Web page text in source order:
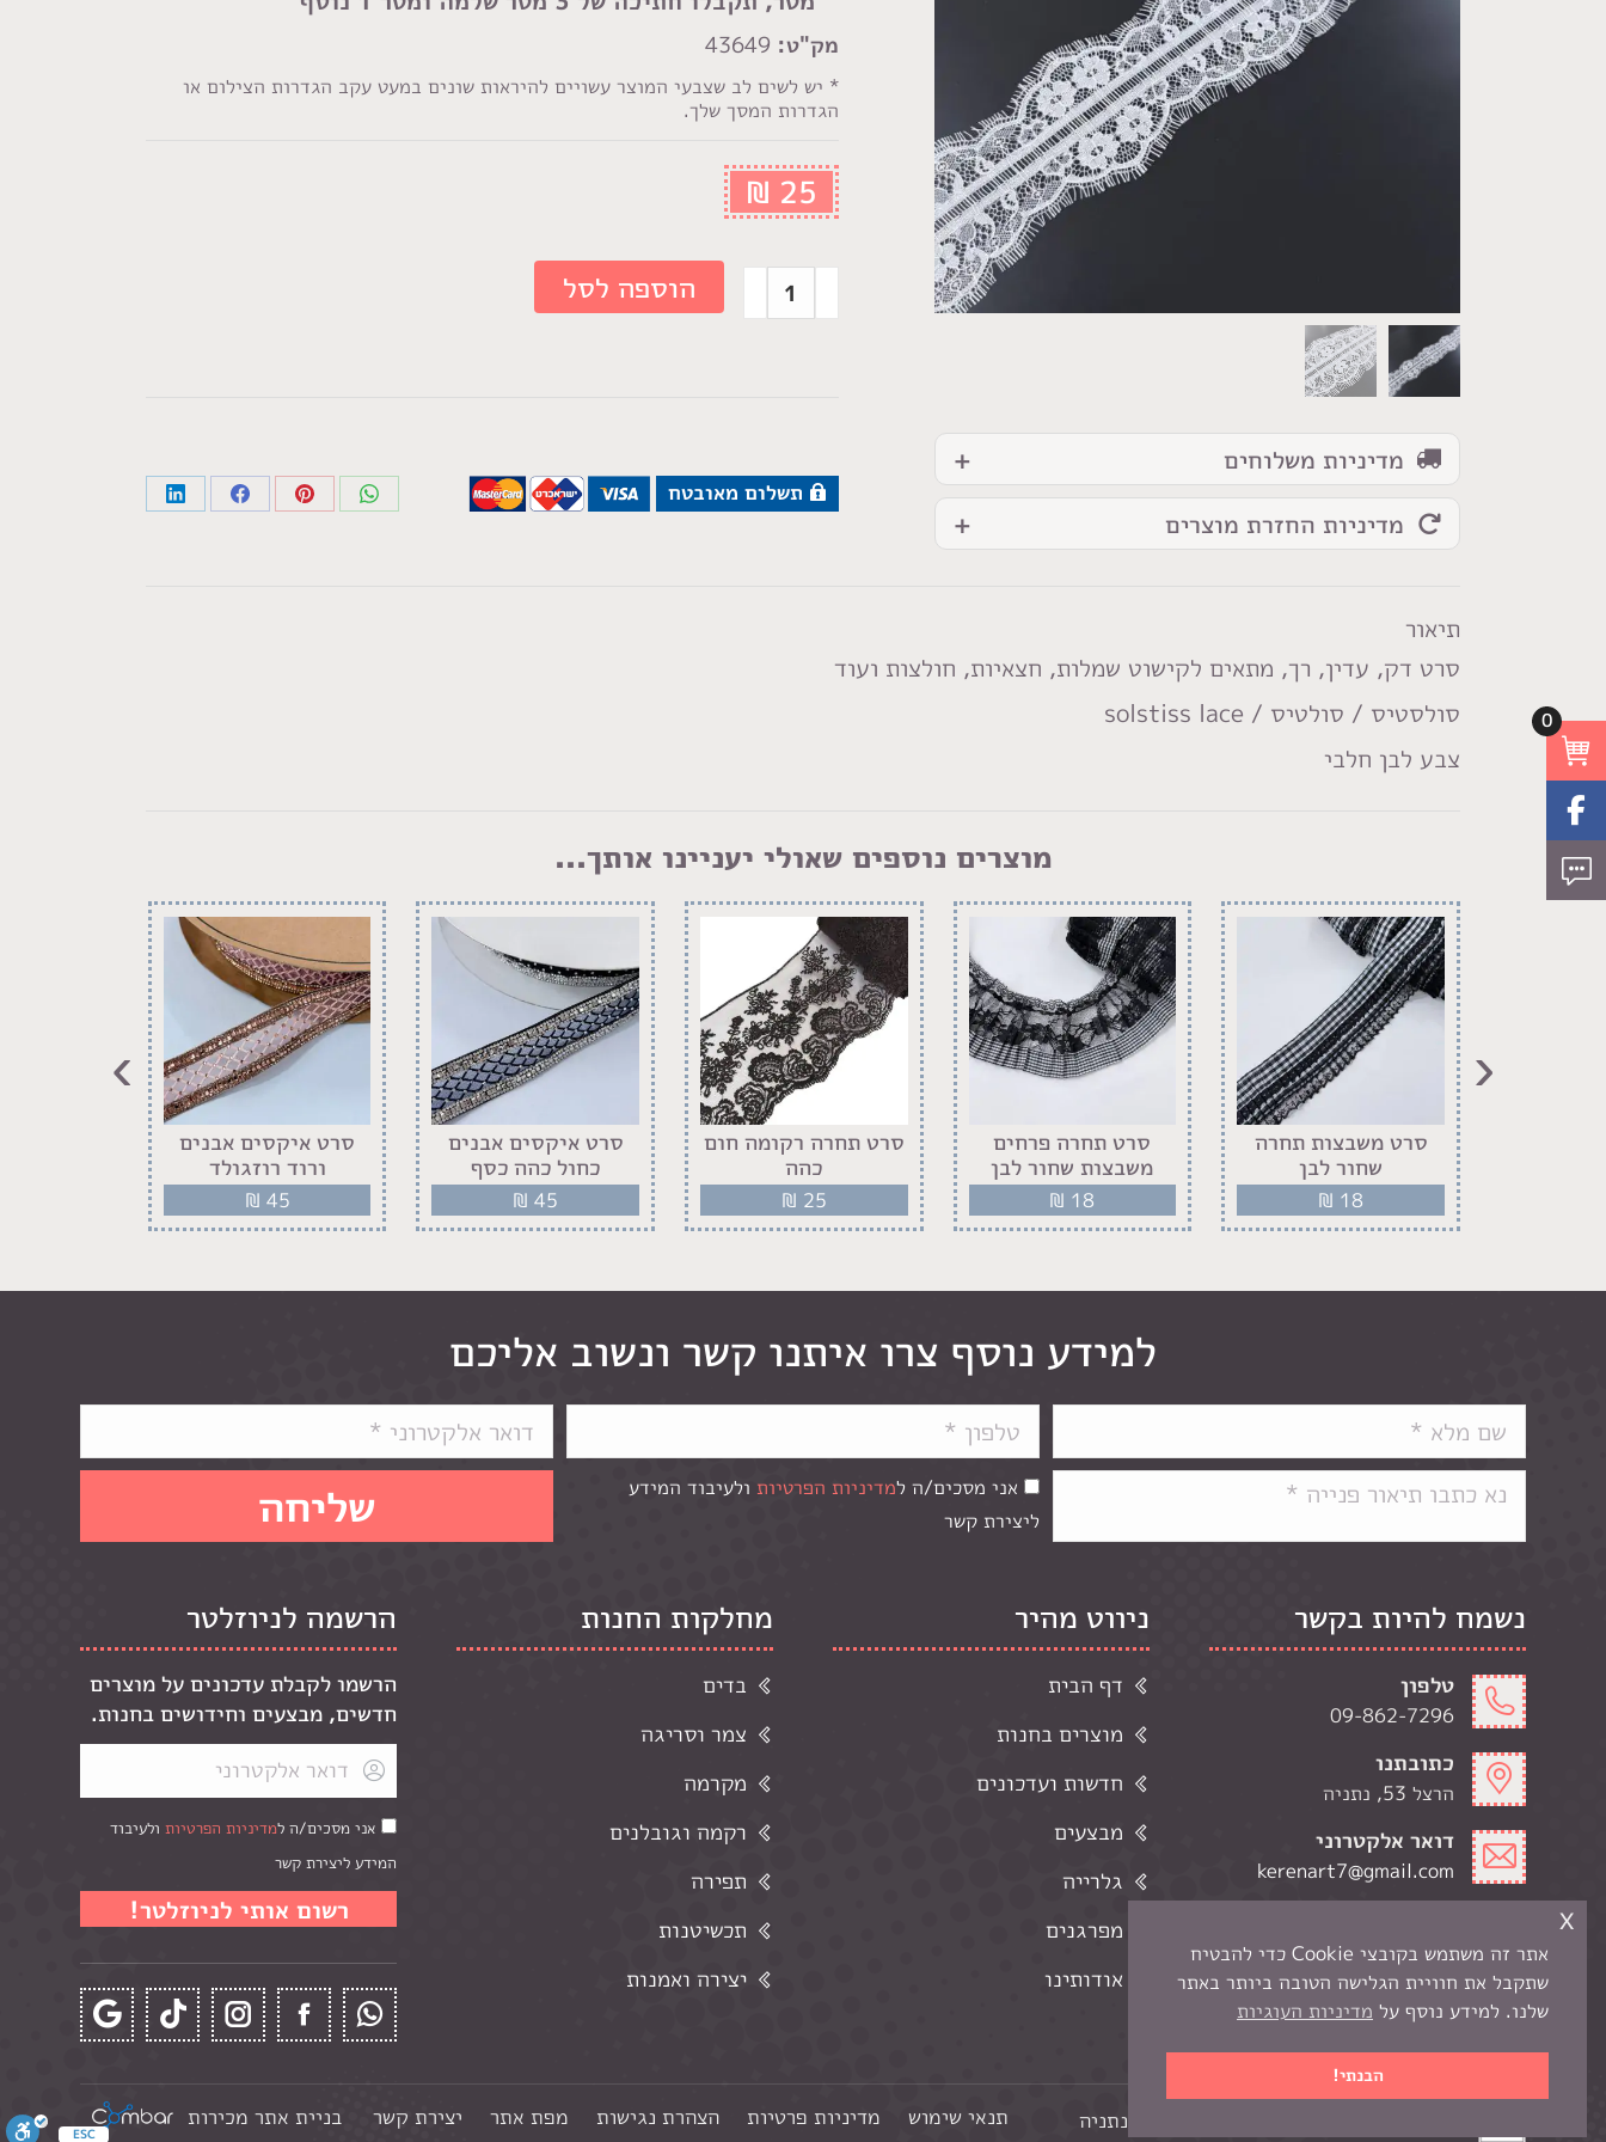
מדיניות משלוחים
מדיניות החזרת מוצרים
מק"ט:
* יש לשים לב שצבעי המוצר עשויים להיראות שונים במעט עקב הגדרות הצילום או
הגדרות המסך שלך.
₪ 25
של
סרט
תחרה
קשט
פרח
ס"מ
הוספה לסל
תשלום מאובטח
Share
Share
Share
Share
תיאור
סרט דק, עדין, רך, מתאים לקישוט שמלות, חצאיות, חולצות ועוד
סולסטיס / סולטיס / solstiss lace
צבע לבן חלבי
מוצרים נוספים שאולי יעניינו אותך...
סרט משבצות תחרה
שחור לבן
₪ 18
סרט תחרה פרחים
משבצות שחור לבן
₪ 18
סרט תחרה רקומה חום
כהה
₪ 25
סרט איקסים אבנים
כחול כהה כסף
₪ 45
סרט איקסים אבנים
ורוד רוזגולד
₪ 45
‹
›
למידע נוסף צרו איתנו קשר ונשוב אליכם
אני מסכים/ה למדיניות הפרטיות ולעיבוד המידע
ליצירת קשר
נשמח להיות בקשר
טלפון
09-862-7296
כתובתנו
הרצל 53, נתניה
דואר אלקטרוני
kerenart7@gmail.com
ימי א-ה' 9:00-19:00
ימי ו 9:00-13:00
ניווט מהיר
דף הבית
מוצרים בחנות
חדשות ועדכונים
מבצעים
גלרייה
מפרגנים
אודותינו
מחלקות החנות
בדים
צמר וסריגה
מקרמה
רקמה וגובלנים
תפירה
תכשיטנות
יצירה ואמנות
הרשמה לניוזלטר
הרשמו לקבלת עדכונים על מוצרים
חדשים, מבצעים וחידושים בחנות.
אני מסכים/ה למדיניות הפרטיות ולעיבוד
המידע ליצירת קשר
חנות יצירה בנתניה תנאי שימוש מדיניות פרטיות הצהרת נגישות מפת אתר יצירת קשר בניית אתר מכירות
0
ESC
אתר זה משתמש בקובצי Cookie כדי להבטיח
שתקבל את חוויית הגלישה הטובה ביותר באתר
שלנו. למידע נוסף על מדיניות העוגיות
הבנתי!
x